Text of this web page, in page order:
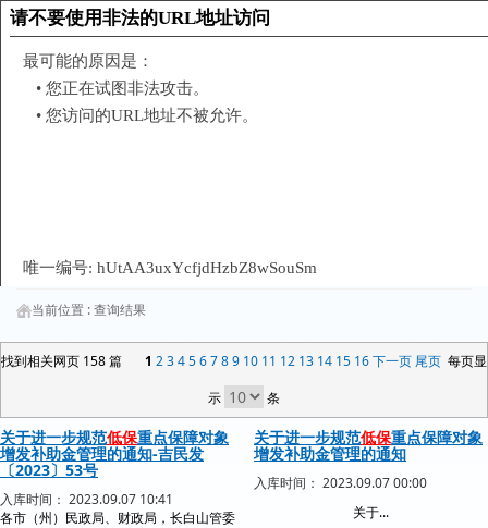
当前位置 :查询结果
找到相关网页 158 篇 1 23456789 10 11 12 13 14 15 16下一页 尾页 每页显
示
条
关于进一步规范低保重点保障对象
增发补助金管理的通知-吉民发
〔2023〕53号
入库时间： 2023.09.07 10:41
各市（州）民政局、财政局，长白山管委
关于进一步规范低保重点保障对象
增发补助金管理的通知
入库时间： 2023.09.07 00:00
关于...